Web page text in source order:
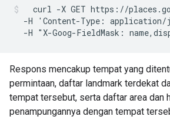
curl -X GET https://
-H 'Content-Type:
-H "X-Goog-FieldMask:
Respons mencakup tempat yang
permintaan, daftar landmark terdekat
tempat tersebut, serta daftar area dan
penampungannya dengan tempat